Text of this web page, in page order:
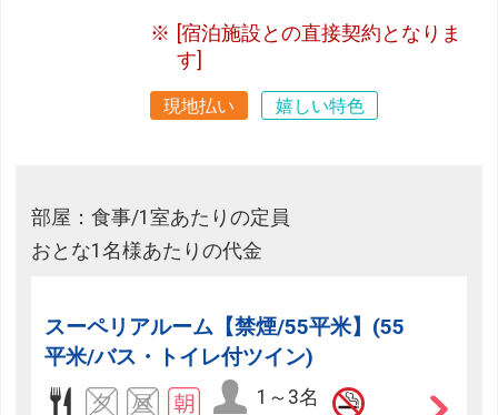
[宿泊施設との直接契約となりま
す]
現地払い 嬉しい特色
部屋：食事/1室あたりの定員
おとな1名様あたりの代金
スーペリアルーム【禁煙/55平米】(55
平米/バス・トイレ付ツイン)
1～3名